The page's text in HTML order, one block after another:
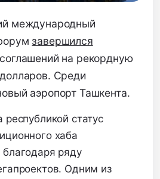
международный
завершился
на рекордную
Среди
аэропорт Ташкента.
статус
хаба
ряду
Одним из